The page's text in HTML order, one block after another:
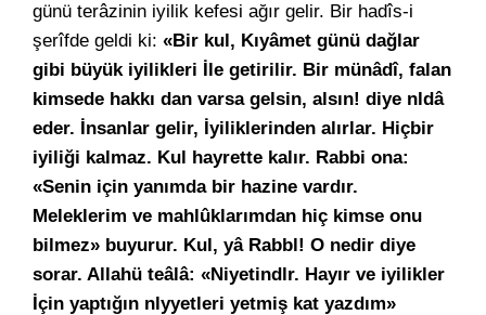
günü terâzinin iyilik kefesi ağır gelir. Bir hadîs-i
şerîfde geldi ki: «Bir kul, Kıyâmet günü dağlar
gibi büyük iyilikleri İle getirilir. Bir münâdî, falan
kimsede hakkı dan varsa gelsin, alsın! diye nldâ
eder. İnsanlar gelir, İyiliklerinden alırlar. Hiçbir
iyiliği kalmaz. Kul hayrette kalır. Rabbi ona:
«Senin için yanımda bir hazine vardır.
Meleklerim ve mahlûklarımdan hiç kimse onu
bilmez» buyurur. Kul, yâ Rabbl! O nedir diye
sorar. Allahü teâlâ: «Niyetindlr. Hayır ve iyilikler
İçin yaptığın nlyyetleri yetmiş kat yazdım»